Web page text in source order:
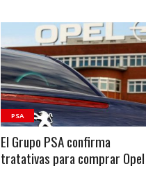
VER NOTA
PSA
El Grupo PSA confirma
tratativas para comprar Opel